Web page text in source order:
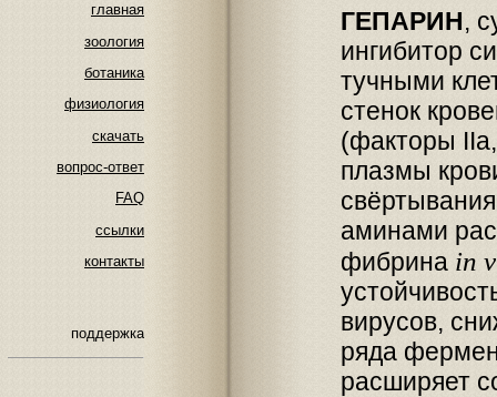
главная
зоология
ботаника
физиология
скачать
вопрос-ответ
FAQ
ссылки
контакты
поддержка
ГЕПАРИН,
ингибитор
тучными
стенок
(факторы
плазмы
аминами
фибрина in
вирусов,
ряда
расширяет